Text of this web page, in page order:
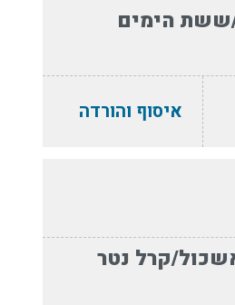
הימים
איסוף והורדה
קרל נטר